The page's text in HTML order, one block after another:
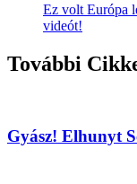
Ez volt Európa
videót!
További
Gyász! Elhunyt